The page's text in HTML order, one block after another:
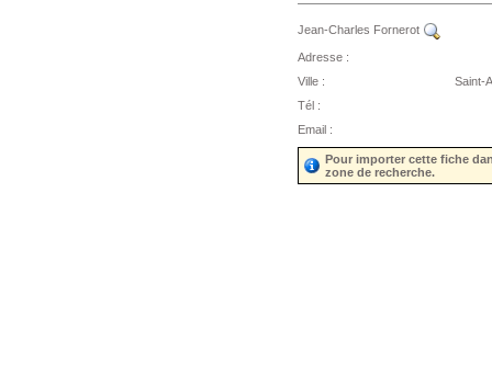
Jean-Charles Fornerot
Adresse :
Ville :
Saint-
Tél :
Email :
Pour importer cette fiche
zone de recherche.